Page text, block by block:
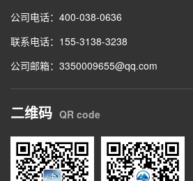
公司电话： 400-038-0636
联系电话： 155-3138-3238
公司邮箱：3350009655@qq.com
二维码 QR code